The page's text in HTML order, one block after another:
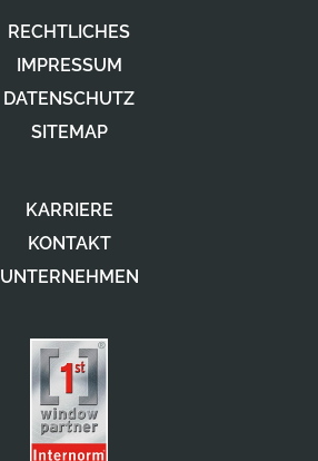
RECHTLICHES
IMPRESSUM
DATENSCHUTZ
SITEMAP
KARRIERE
KONTAKT
UNTERNEHMEN